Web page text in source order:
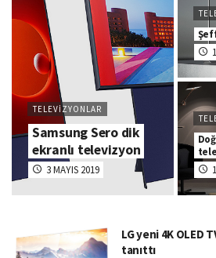
TELEVIZYONLAR
Samsung Sero dik
ekranlı televizyon
3 MAYIS 2019
LG yeni 4K OLED
tanıttı